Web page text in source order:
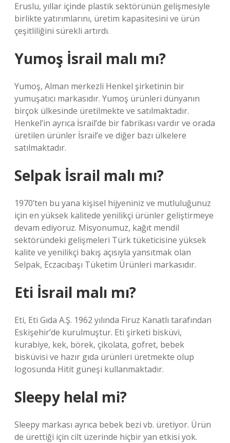
Eruslu, yıllar içinde plastik sektörünün gelişmesiyle
birlikte yatırımlarını, üretim kapasitesini ve ürün
çeşitliliğini sürekli artırdı.
Yumoş İsrail malı mı?
Yumoş, Alman merkezli Henkel şirketinin bir
yumuşatıcı markasıdır. Yumoş ürünleri dünyanın
birçok ülkesinde üretilmekte ve satılmaktadır.
Henkel’in ayrıca İsrail’de bir fabrikası vardır ve orada
üretilen ürünler İsrail’e ve diğer bazı ülkelere
satılmaktadır.
Selpak İsrail malı mı?
1970’ten bu yana kişisel hijyeniniz ve mutluluğunuz
için en yüksek kalitede yenilikçi ürünler geliştirmeye
devam ediyoruz. Misyonumuz, kağıt mendil
sektöründeki gelişmeleri Türk tüketicisine yüksek
kalite ve yenilikçi bakış açısıyla yansıtmak olan
Selpak, Eczacıbaşı Tüketim Ürünleri markasıdır.
Eti İsrail malı mı?
Eti, Eti Gıda A.Ş. 1962 yılında Firuz Kanatlı tarafından
Eskişehir’de kurulmuştur. Eti şirketi bisküvi,
kurabiye, kek, börek, çikolata, gofret, bebek
bisküvisi ve hazır gıda ürünleri üretmekte olup
logosunda Hitit güneşi kullanmaktadır.
Sleepy helal mi?
Sleepy markası ayrıca bebek bezi vb. üretiyor. Ürün
de ürettiği için cilt üzerinde hiçbir yan etkisi yok.